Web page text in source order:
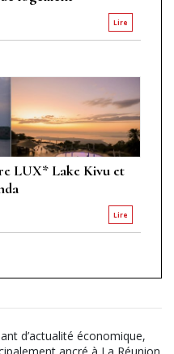
Lire
LUX* Lake Kivu et
Lire
d’actualité économique,